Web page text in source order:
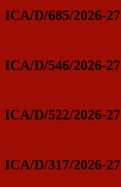
ICA/D/685/2026-27
ICA/D/546/2026-27
ICA/D/522/2026-27
ICA/D/317/2026-27